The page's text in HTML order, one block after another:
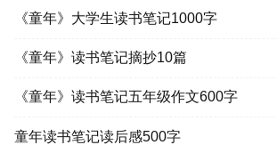
《童年》大学生读书笔记1000字
《童年》读书笔记摘抄10篇
《童年》读书笔记五年级作文600字
童年读书笔记读后感500字